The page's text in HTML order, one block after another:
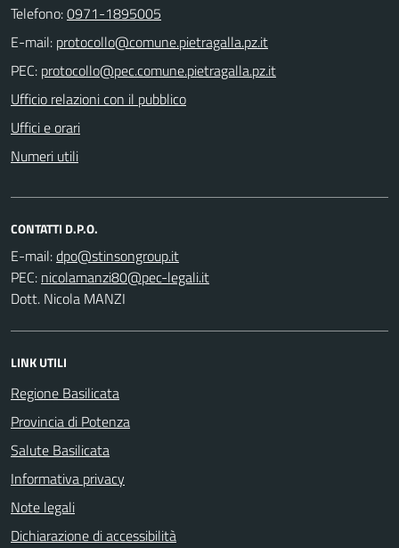
Telefono:0971-1895005
E-mail:
PEC:
Ufficio relazioni con il pubblico
Uffici e orari
Numeri utili
CONTATTI D.P.O.
E-mail:
PEC:
Dott. Nicola MANZI
LINK UTILI
Regione Basilicata
Provincia di Potenza
Salute Basilicata
Informativa privacy
Note legali
Dichiarazione di accessibilità